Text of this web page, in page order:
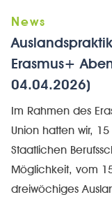
Erasmus+
04.04.2026)
Im Rahmen des
Union hatten wir,
Staatlichen
Möglichkeit, vom
dreiwöchiges